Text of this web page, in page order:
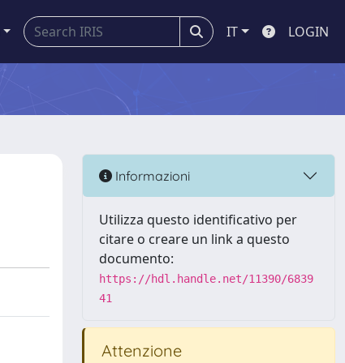
IT LOGIN
Informazioni
Utilizza questo identificativo per
citare o creare un link a questo
documento:
https://hdl.handle.net/11390/6839
41
Attenzione